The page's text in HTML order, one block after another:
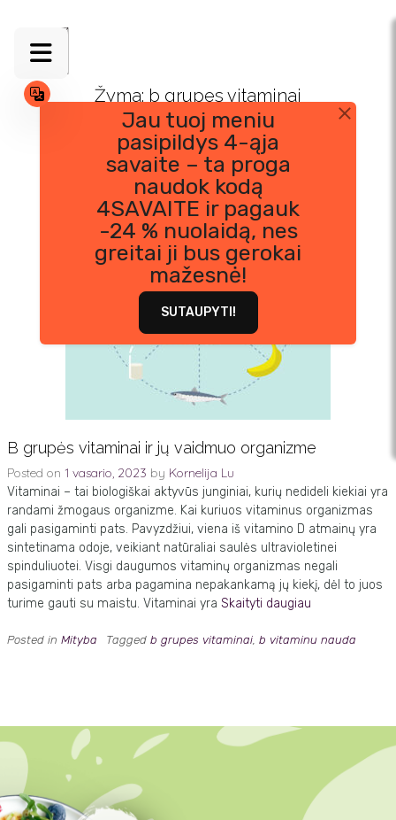
content
Jau tuoj meniu
pasipildys 4-ąja
savaite – ta proga
naudok kodą
4SAVAITE ir pagauk
-24 % nuolaidą, nes
greitai ji bus gerokai
mažesnė!
SUTAUPYTI!
Žyma: b grupes vitaminai
B grupės vitaminai ir jų vaidmuo organizme
Posted on 1 vasario, 2023 by Kornelija Lu
Vitaminai – tai biologiškai aktyvūs junginiai, kurių nedideli kiekiai yra
randami žmogaus organizme. Kai kuriuos vitaminus organizmas
gali pasigaminti pats. Pavyzdžiui, viena iš vitamino D atmainų yra
sintetinama odoje, veikiant natūraliai saulės ultravioletinei
spinduliuotei. Visgi daugumos vitaminų organizmas negali
pasigaminti pats arba pagamina nepakankamą jų kiekį, dėl to juos
turime gauti su maistu. Vitaminai yra Skaityti daugiau
Posted in Mityba Tagged b grupes vitaminai, b vitaminu nauda